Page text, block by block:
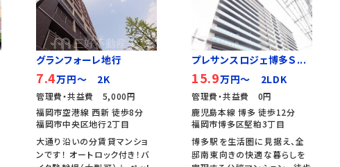
グランフォーレ地行
7.4万円～ 2K
管理費・共益費 5,000円
福岡市空港線 西新 徒歩8分
福岡市中央区地行2丁目
大通り沿いの分賃貸マンショ
ンです！ オートロック付き！バ
プレサンスロジェ博多Ｓ...
15.9万円～ 2LDK
管理費・共益費 0円
鹿児島本線 博多 徒歩12分
福岡市博多区堅粕3丁目
博多駅を生活圏に見据え、全
邸南東向きの快適な暮らしを